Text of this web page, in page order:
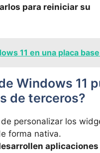
para reiniciar su
11 en una placa
Windows 11
de terceros?
personalizar⁣ los
forma nativa.